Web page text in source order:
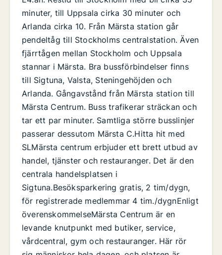
minuter, till Uppsala cirka 30 minuter och
Arlanda cirka 10. Från Märsta station går
pendeltåg till Stockholms centralstation. Även
fjärrtågen mellan Stockholm och Uppsala
stannar i Märsta. Bra bussförbindelser finns
till Sigtuna, Valsta, Steningehöjden och
Arlanda. Gångavstånd från Märsta station till
Märsta Centrum. Buss trafikerar sträckan och
tar ett par minuter. Samtliga större busslinjer
passerar dessutom Märsta C.Hitta hit med
SLMärsta centrum erbjuder ett brett utbud av
handel, tjänster och restauranger. Det är den
centrala handelsplatsen i
Sigtuna.Besöksparkering gratis, 2 tim/dygn,
för registrerade medlemmar 4 tim./dygnEnligt
överenskommelseMärsta Centrum är en
levande knutpunkt med butiker, service,
vårdcentral, gym och restauranger. Här rör